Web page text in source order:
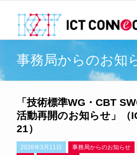
事務局からのお知
「技術標準WG・CBT
活動再開のお知らせ」（
21）
2026年3月11日 事務局からのお知らせ